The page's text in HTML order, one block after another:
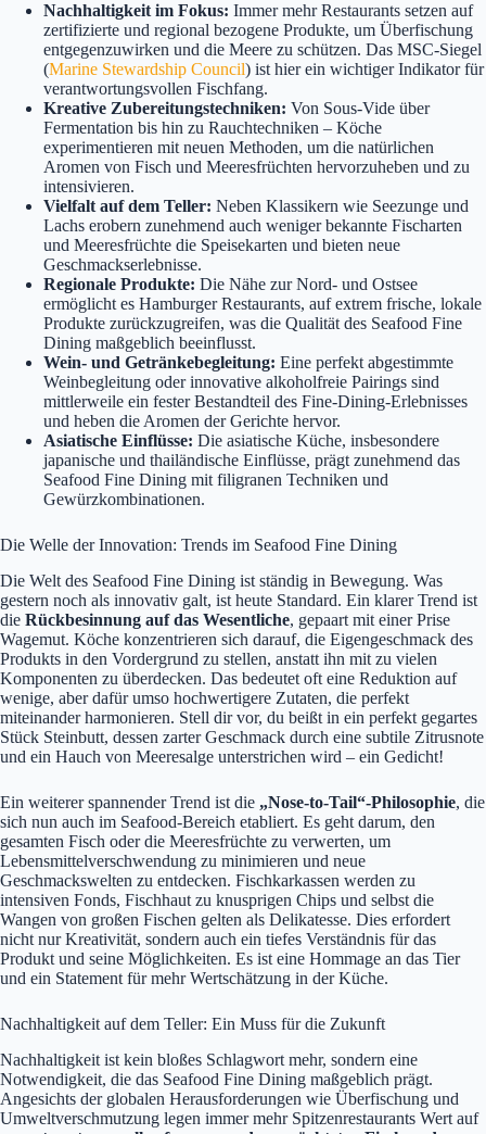
Nachhaltigkeit im Fokus: Immer mehr Restaurants setzen auf
zertifizierte und regional bezogene Produkte, um Überfischung
entgegenzuwirken und die Meere zu schützen. Das MSC-Siegel
(Marine Stewardship Council) ist hier ein wichtiger Indikator für
verantwortungsvollen Fischfang.
Kreative Zubereitungstechniken: Von Sous-Vide über
Fermentation bis hin zu Rauchtechniken – Köche
experimentieren mit neuen Methoden, um die natürlichen
Aromen von Fisch und Meeresfrüchten hervorzuheben und zu
intensivieren.
Vielfalt auf dem Teller: Neben Klassikern wie Seezunge und
Lachs erobern zunehmend auch weniger bekannte Fischarten
und Meeresfrüchte die Speisekarten und bieten neue
Geschmackserlebnisse.
Regionale Produkte: Die Nähe zur Nord- und Ostsee
ermöglicht es Hamburger Restaurants, auf extrem frische, lokale
Produkte zurückzugreifen, was die Qualität des Seafood Fine
Dining maßgeblich beeinflusst.
Wein- und Getränkebegleitung: Eine perfekt abgestimmte
Weinbegleitung oder innovative alkoholfreie Pairings sind
mittlerweile ein fester Bestandteil des Fine-Dining-Erlebnisses
und heben die Aromen der Gerichte hervor.
Asiatische Einflüsse: Die asiatische Küche, insbesondere
japanische und thailändische Einflüsse, prägt zunehmend das
Seafood Fine Dining mit filigranen Techniken und
Gewürzkombinationen.
Die Welle der Innovation: Trends im Seafood Fine Dining
Die Welt des Seafood Fine Dining ist ständig in Bewegung. Was
gestern noch als innovativ galt, ist heute Standard. Ein klarer Trend ist
die Rückbesinnung auf das Wesentliche, gepaart mit einer Prise
Wagemut. Köche konzentrieren sich darauf, die Eigengeschmack des
Produkts in den Vordergrund zu stellen, anstatt ihn mit zu vielen
Komponenten zu überdecken. Das bedeutet oft eine Reduktion auf
wenige, aber dafür umso hochwertigere Zutaten, die perfekt
miteinander harmonieren. Stell dir vor, du beißt in ein perfekt gegartes
Stück Steinbutt, dessen zarter Geschmack durch eine subtile Zitrusnote
und ein Hauch von Meeresalge unterstrichen wird – ein Gedicht!
Ein weiterer spannender Trend ist die „Nose-to-Tail“-Philosophie, die
sich nun auch im Seafood-Bereich etabliert. Es geht darum, den
gesamten Fisch oder die Meeresfrüchte zu verwerten, um
Lebensmittelverschwendung zu minimieren und neue
Geschmackswelten zu entdecken. Fischkarkassen werden zu
intensiven Fonds, Fischhaut zu knusprigen Chips und selbst die
Wangen von großen Fischen gelten als Delikatesse. Dies erfordert
nicht nur Kreativität, sondern auch ein tiefes Verständnis für das
Produkt und seine Möglichkeiten. Es ist eine Hommage an das Tier
und ein Statement für mehr Wertschätzung in der Küche.
Nachhaltigkeit auf dem Teller: Ein Muss für die Zukunft
Nachhaltigkeit ist kein bloßes Schlagwort mehr, sondern eine
Notwendigkeit, die das Seafood Fine Dining maßgeblich prägt.
Angesichts der globalen Herausforderungen wie Überfischung und
Umweltverschmutzung legen immer mehr Spitzenrestaurants Wert auf